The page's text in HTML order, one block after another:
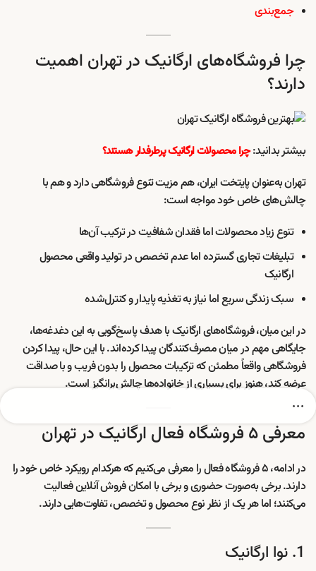
جمع‌بندی
چرا فروشگاه‌های ارگانیک در تهران اهمیت
دارند؟
بیشتر بدانید:چرا محصولات ارگانیک پرطرفدار هستند؟
تهران به‌عنوان پایتخت ایران، هم مزیت تنوع فروشگاهی دارد و هم با
چالش‌های خاص خود مواجه است:
تنوع زیاد محصولات اما فقدان شفافیت در ترکیب آن‌ها
تبلیغات تجاری گسترده اما عدم تخصص در تولید واقعی محصول
ارگانیک
سبک زندگی سریع اما نیاز به تغذیه پایدار و کنترل‌شده
در این میان، فروشگاه‌های ارگانیک با هدف پاسخ‌گویی به این دغدغه‌ها،
جایگاهی مهم در میان مصرف‌کنندگان پیدا کرده‌اند. با این حال، پیدا کردن
فروشگاهی واقعاً مطمئن که ترکیبات محصول را بدون فریب و با صداقت
عرضه کند، هنوز برای بسیاری از خانواده‌ها چالش‌برانگیز است.
معرفی ۵ فروشگاه فعال ارگانیک در تهران
در ادامه، ۵ فروشگاه فعال را معرفی می‌کنیم که هرکدام رویکرد خاص خود را
دارند. برخی به‌صورت حضوری و برخی با امکان فروش آنلاین فعالیت
می‌کنند؛ اما هر یک از نظر نوع محصول و تخصص، تفاوت‌هایی دارند.
1. نوا ارگانیک